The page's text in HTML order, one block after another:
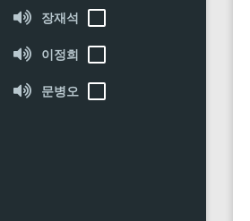
장재석
이정희
문병오